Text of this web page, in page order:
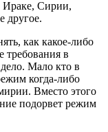
Ираке, Сирии,
другое.
как какое-либо
требования в
Мало кто в
когда-либо
Вместо этого
подорвет режим